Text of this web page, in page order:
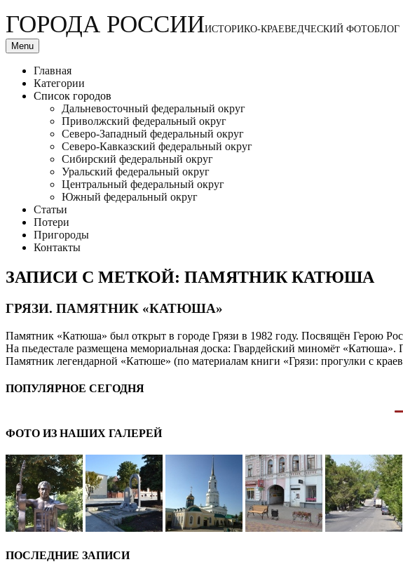
ГОРОДА РОССИИИСТОРИКО-КРАЕВЕДЧЕСКИЙ ФОТОБЛОГ
Menu
Главная
Категории
Список городов
Дальневосточный федеральный округ
Приволжский федеральный округ
Северо-Западный федеральный округ
Северо-Кавказский федеральный округ
Сибирский федеральный округ
Уральский федеральный округ
Центральный федеральный округ
Южный федеральный округ
Статьи
Потери
Пригороды
Контакты
ЗАПИСИ С МЕТКОЙ: ПАМЯТНИК КАТЮША
ГРЯЗИ. ПАМЯТНИК «КАТЮША»
Памятник «Катюша» был открыт в городе Грязи в 1982 году. Посвящён Герою
На пьедестале размещена мемориальная доска: Гвардейский миномёт
Памятник легендарной «Катюше» (по материалам книги «Грязи: прогулки с
ПОПУЛЯРНОЕ СЕГОДНЯ
ФОТО ИЗ НАШИХ ГАЛЕРЕЙ
ПОСЛЕДНИЕ ЗАПИСИ